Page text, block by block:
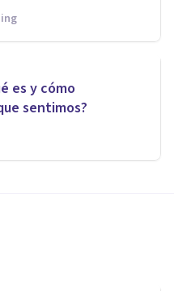
es y cómo
sentimos?